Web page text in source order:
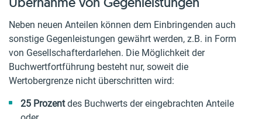
Neben neuen Anteilen können dem Einbringenden auch
sonstige Gegenleistungen gewährt werden, z.B. in Form
von Gesellschafterdarlehen. Die Möglichkeit der
Buchwertfortführung besteht nur, soweit die
Wertobergrenze nicht überschritten wird:
25 Prozentdes Buchwerts der eingebrachten Anteile